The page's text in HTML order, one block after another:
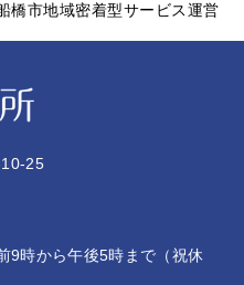
橋市地域密着型サービス運営
25
9時から午後5時まで（祝休